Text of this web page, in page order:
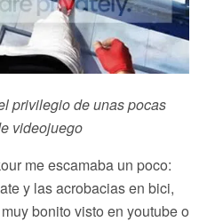
privilegio de unas pocas
videojuego
me escamaba un poco:
y las acrobacias en bici,
bonito visto en youtube o